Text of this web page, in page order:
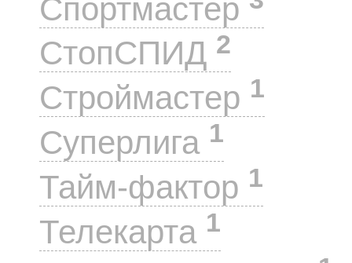
Спортмастер
СтопСПИД 2
Строймастер 1
Суперлига 1
Тайм-фактор 1
Телекарта 1